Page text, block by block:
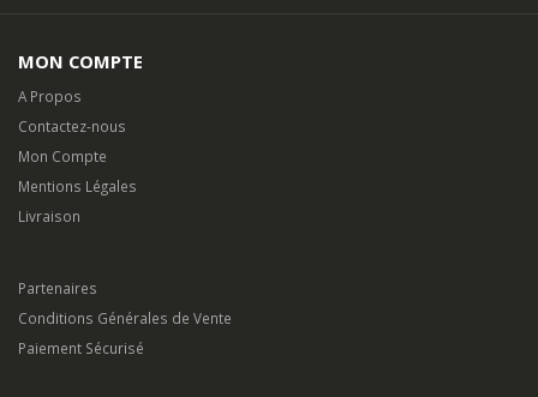
MON COMPTE
A Propos
Contactez-nous
Mon Compte
Mentions Légales
Livraison
Partenaires
Conditions Générales de Vente
Paiement Sécurisé